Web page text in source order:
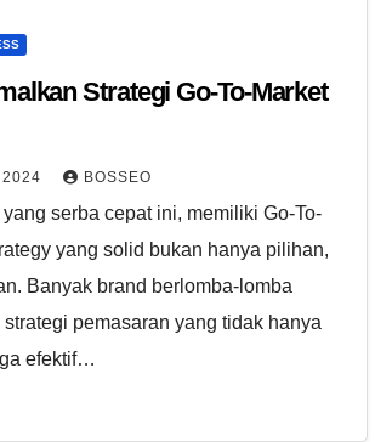
Strategi Go-To-Market
2024 BOSSEO
serba cepat ini, memiliki Go-To-
yang solid bukan hanya pilihan,
Banyak brand berlomba-lomba
pemasaran yang tidak hanya
efektif…